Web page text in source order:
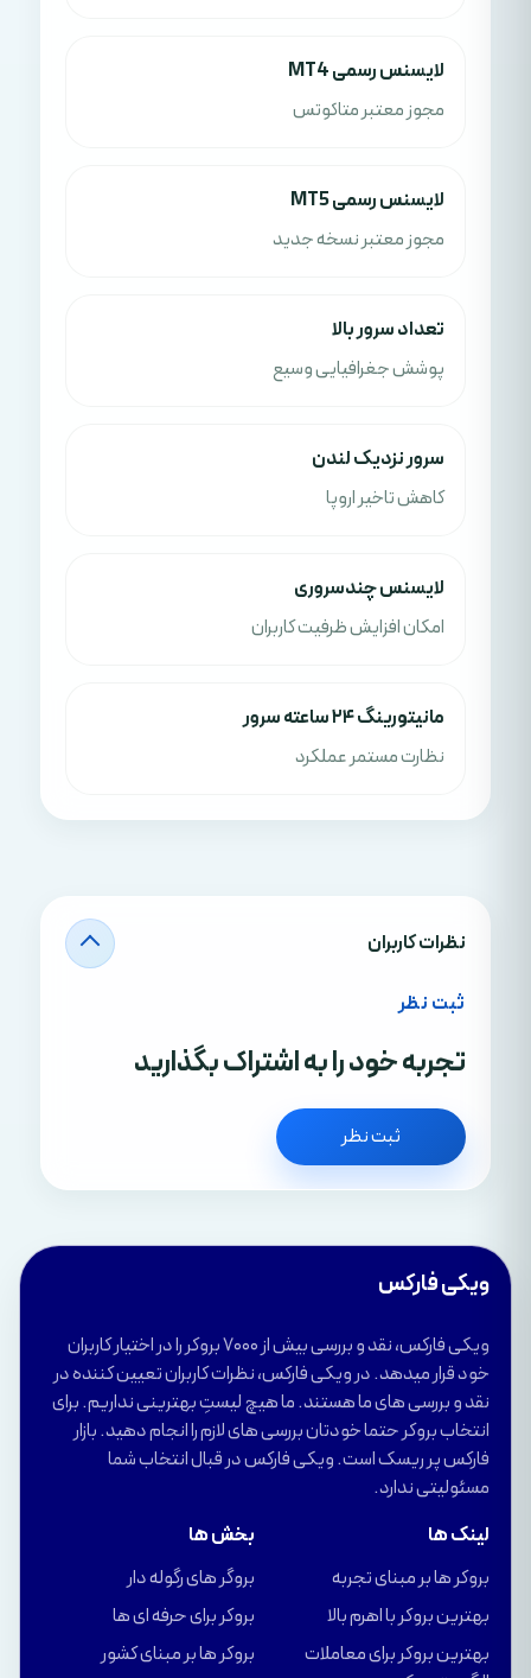
لایسنس رسمی MT4
مجوز معتبر متاکوتس
لایسنس رسمی MT5
مجوز معتبر نسخه جدید
تعداد سرور بالا
پوشش جغرافیایی وسیع
سرور نزدیک لندن
کاهش تاخیر اروپا
لایسنس چندسروری
امکان افزایش ظرفیت کاربران
مانیتورینگ ۲۴ ساعته سرور
نظارت مستمر عملکرد
نظرات کاربران
ثبت نظر
تجربه خود را به اشتراک بگذارید
ثبت نظر
ویکی فارکس
ویکی فارکس، نقد و بررسی بیش از 7000 بروکر را در اختیار کاربران
خود قرار میدهد. در ویکی فارکس، نظرات کاربران تعیین کننده در
نقد و بررسی های ما هستند. ما هیچ لیستِ بهترینی نداریم. برای
انتخاب بروکر حتما خودتان بررسی های لازم را انجام دهید. بازار
فارکس پر ریسک است. ویکی فارکس در قبال انتخاب شما
مسئولیتی ندارد.
لینک ها
بروکر ها بر مبنای تجربه
بهترین بروکر با اهرم بالا
بهترین بروکر برای معاملات
بخش ها
بروگر های رگوله دار
بروکر برای حرفه ای ها
بروکر ها بر مبنای کشور